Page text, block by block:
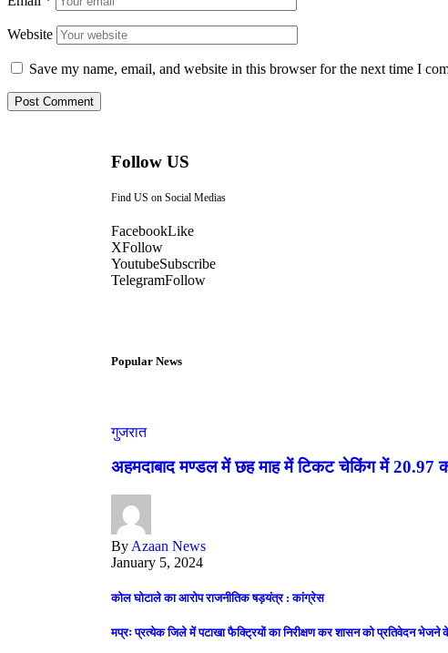
Website
Save my name, email, and website in this browser for the next time I
Follow US
Find US on Social Medias
FacebookLike
XFollow
YoutubeSubscribe
TelegramFollow
Popular News
गुजरात
अहमदाबाद मण्डल में छह माह में टिकट चेकिंग में 20.97
By Azaan News
January 5, 2024
कोल घोटाले का आरोप राजनीतिक षड़यंत्र : कांग्रेस
मप्रः प्रत्येक जिले में पटाखा फैक्ट्रियों का निरीक्षण कर शासन को प्रतिवेदन भेजने